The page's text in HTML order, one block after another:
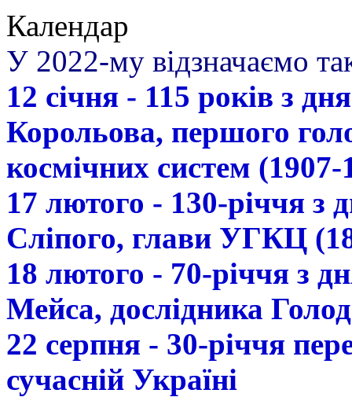
Календар
У 2022-му відзначаємо
12 січня - 115 років з
Корольова, першого
космічних систем (1907-
17 лютого - 130-річчя з
Сліпого, глави УГКЦ
18 лютого - 70-річчя з
Мейса, дослідника
22 серпня - 30-річчя
сучасній Україні